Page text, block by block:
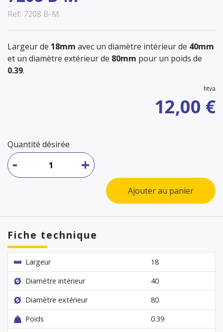
Ref: 7208 B-M
Largeur de 18mm avec un diamètre intérieur de 40mm
et un diamètre extérieur de 80mm pour un poids de
0.39.
htva
12,00 €
Quantité désirée
+
-
Ajouter au panier
Fiche technique
Largeur
18
Diamètre intérieur
40
Diamètre extérieur
80
Poids
0.39